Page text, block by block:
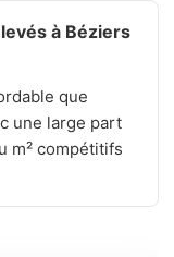
à Béziers
que
une large part
m² compétitifs